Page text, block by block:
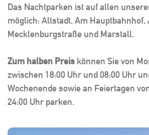
Das Nachtparken ist auf allen
möglich: Altstadt, Am Hauptbahnhof,
Mecklenburgstraße und Marstall.
Zum halben Preis können Sie von
zwischen 18:00 Uhr und 08:00 Uhr
Wochenende sowie an Feiertagen
24:00 Uhr parken.